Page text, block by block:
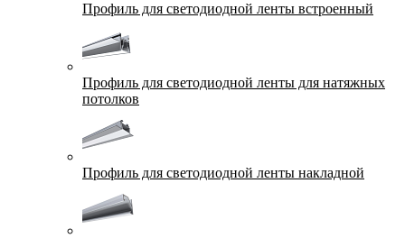
Профиль для светодиодной ленты встроенный
Профиль для светодиодной ленты для натяжных
потолков
Профиль для светодиодной ленты накладной